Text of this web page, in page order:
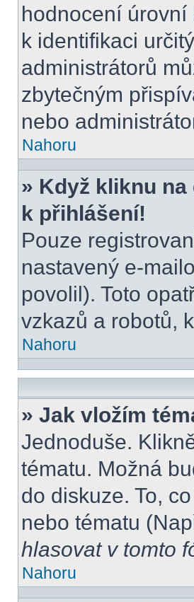
hodnocení
k identifikaci
administrátorů
zbytečným
nebo
Nahoru
» Když kliknu
k přihlášení!
Pouze
nastavený e-
povolil). Toto
vzkazů a robotů,
Nahoru
» Jak vložím
Jednoduše.
tématu. Možná
do diskuze. To,
nebo tématu
hlasovat v tomto
Nahoru